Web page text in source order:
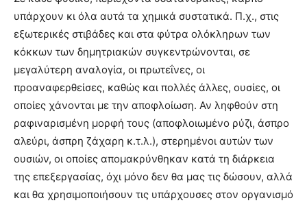
υπάρχουν κι όλα αυτά τα χημικά συστατικά. Π.χ., στις
εξωτερικές στιβάδες και στα φύτρα ολόκληρων των
κόκκων των δημητριακών συγκεντρώνονται, σε
μεγαλύτερη αναλογία, οι πρωτεΐνες, οι
προαναφερθείσες, καθώς και πολλές άλλες, ουσίες, οι
οποίες χάνονται με την αποφλοίωση. Αν ληφθούν στη
ραφιναρισμένη μορφή τους (αποφλοιωμένο ρύζι, άσπρο
αλεύρι, άσπρη ζάχαρη κ.τ.λ.), στερημένοι αυτών των
ουσιών, οι οποίες απομακρύνθηκαν κατά τη διάρκεια
της επεξεργασίας, όχι μόνο δεν θα μας τις δώσουν, αλλά
και θα χρησιμοποιήσουν τις υπάρχουσες στον οργανισμό